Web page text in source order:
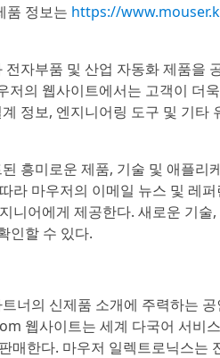
품 정보는 https://
자부품 및 산업 자동화 제품을
의 웹사이트에서는 고객이 더
정보, 엔지니어링 도구 및 기타
흥미로운 제품, 기술 및 애플리
라 마우저의 이메일 뉴스 및 레
니어에게 제공한다. 새로운 기술
인할 수 있다.
너의 신제품 소개에 주력하는
웹사이트는 세계 다국어 서비
한다. 마우저 일렉트로닉스는